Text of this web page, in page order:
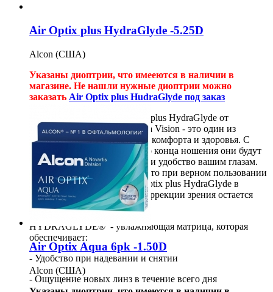
Air Optix plus HydraGlyde -5.25D
Alcon (США)
Указаны диоптрии, что имееются в наличии в
магазине. Не нашли нужные диоптрии можно
заказать Air Optix plus HudraGlyde под заказ
plus HydraGlyde от
американской компании Ciba Vision - это один из
лучших примеров сочетания комфорта и здоровья. С
самого первого момента и до конца ношения они будут
обеспечивать должный уход и удобство вашим глазам.
Исследования показывают, что при верном пользовании
контактными линзами Air Optix plus HydraGlyde в
течении месяца - качество коррекции зрения остается
практически неизменным.
HYDRAGLYDE® - увлажняющая матрица, которая
обеспечивает:
- Удобство при надевании и снятии
- Ощущение новых линз в течение всего дня
Air Optix Aqua 6pk -1.50D
Alcon (США)